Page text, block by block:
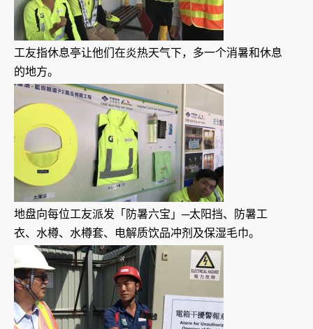
工友指休息亭让他们在炎热天气下，多一个消暑和休息
的地方。
地盘向每位工友派发「防暑六宝」─太阳挡、防暑工
衣、水樽、水樽套、电解质饮品冲剂及保湿毛巾。